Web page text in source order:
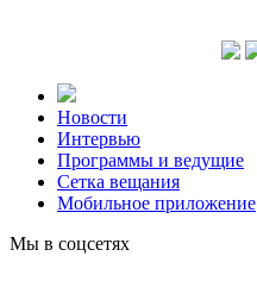
Новости
Интервью
Программы и ведущие
Сетка вещания
Мобильное приложение
Мы в соцсетях